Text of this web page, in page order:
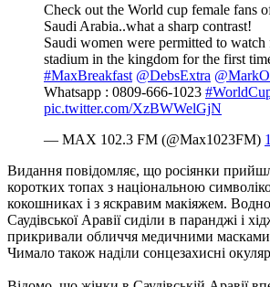
Check out the World cup female fans
Saudi Arabia..what a sharp contrast!
Saudi women were permitted to watch
stadium in the kingdom for the first
#MaxBreakfast @DebsExtra
Whatsapp : 0809-666-1023
pic.twitter.com/XzBWWelGjN
— MAX 102.3 FM (@Max1023FM)
Видання повідомляє, що росіянки
коротких топах з національною
кокошниках і з яскравим макіяжем.
Саудівської Аравії сиділи в паранджі і
прикривали обличчя медичними
Чимало також наділи сонцезахисні